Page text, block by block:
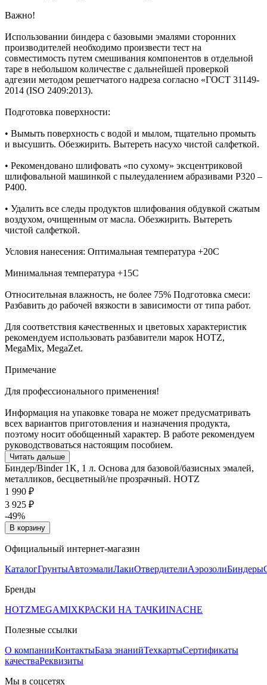
Важно!
Использовании биндера с базовыми эмалями сторонних
производителей необходимо произвести тест на
совместимость путем смешивания компонентов в отдельной
таре в небольшом количестве с дальнейшей проверкой
адгезии методом решетчатого надреза согласно «ГОСТ 31149-
2014 (ISO 2409:2013).
Подготовка поверхности:
• Вымыть поверхность с водой и мылом, тщательно промыть
и высушить. Обезжирить. Вытереть насухо чистой салфеткой.
• Рекомендовано шлифовать «по сухому» эксцентриковой
шлифовальной машинкой с пылеудалением абразивами Р320 –
P400.
• Удалить все следы продуктов шлифования обдувкой сжатым
воздухом, очищенным от масла. Обезжирить. Вытереть
чистой салфеткой.
Условия нанесения: Оптимальная температура +20С
Минимальная температура +15С
Относительная влажность, не более 75% Подготовка смеси:
Разбавить до рабочей вязкости в зависимости от типа работ.
Для соответствия качественных и цветовых характеристик
рекомендуем использовать разбавители марок HOTZ,
MegaMix, MegaZet.
Примечание
Для профессионального применения!
Информация на упаковке товара не может предусматривать
всех вариантов приготовления и назначения продукта,
поэтому носит обобщенный характер. В работе рекомендуем
руководствоваться настоящим пособием.
Читать дальше
Биндер/Binder 1K, 1 л. Основа для базовой/базисных эмалей,
металликов, бесцветный/не прозрачный. HOTZ
1 990 ₽
3 925 ₽
-49%
В корзину
Официальный интернет-магазин
КаталогГрунтыАвтоэмалиЛакиОтвердителиАэрозолиБиндеры
Бренды
HOTZMEGAMIXКРАСКИ НА ТАЧКИINACHE
Полезные ссылки
О компанииКонтактыБаза знанийТехкартыСертификаты
качестваРеквизиты
Мы в соцсетях